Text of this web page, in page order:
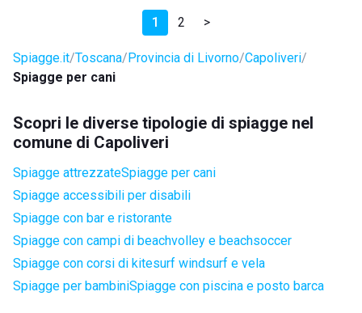
1 2 >
Spiagge.it Toscana Provincia di Livorno Capoliveri
Spiagge per cani
Scopri le diverse tipologie di spiagge nel
comune di Capoliveri
Spiagge attrezzateSpiagge per cani
Spiagge accessibili per disabili
Spiagge con bar e ristorante
Spiagge con campi di beachvolley e beachsoccer
Spiagge con corsi di kitesurf windsurf e vela
Spiagge per bambiniSpiagge con piscina e posto barca